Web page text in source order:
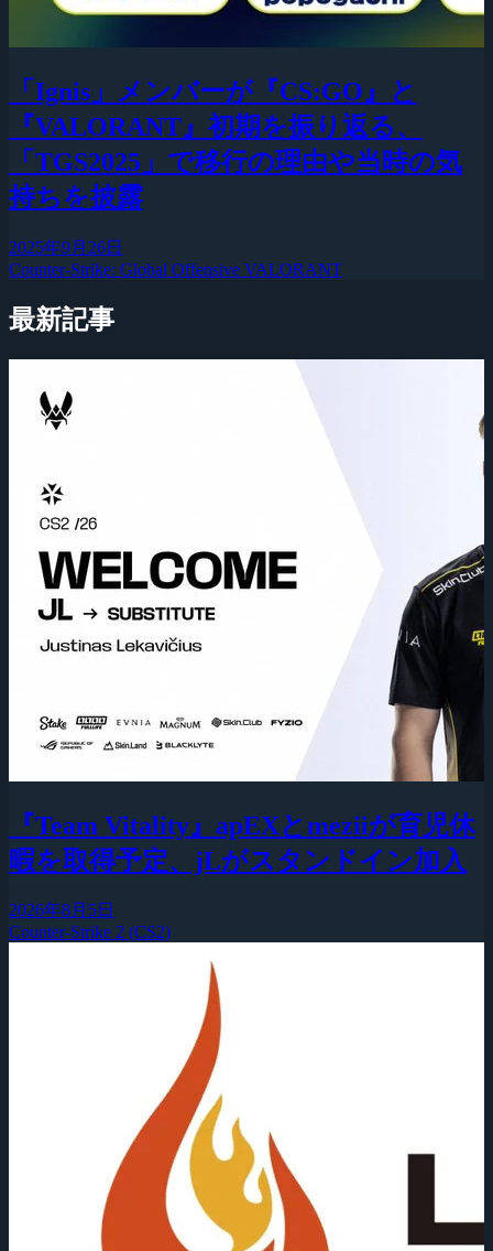
「Ignis」メンバーが『CS:GO』と
『VALORANT』初期を振り返る、
「TGS2025」で移行の理由や当時の気
持ちを披露
2025年9月26日
Counter-Strike: Global Offensive VALORANT
最新記事
『Team Vitality』apEXとmeziiが育児休
暇を取得予定、jLがスタンドイン加入
2026年8月5日
Counter-Strike 2 (CS2)